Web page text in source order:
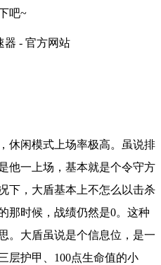
吧~
休闲模式上场率极高。虽说排
他一上场，基本就是个令守方
下，大盾基本上不怎么以击杀
那时候，战绩仍然是0。这种
。大盾虽说是个信息位，是一
层护甲、100点生命值的小